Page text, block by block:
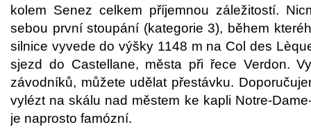
kolem Senez celkem příjemnou záležitostí.
sebou první stoupání (kategorie 3), během
silnice vyvede do výšky 1148 m na Col des
sjezd do Castellane, města při řece Verdon.
závodníků, můžete udělat přestávku.
vylézt na skálu nad městem ke kapli Notre-
je naprosto famózní.